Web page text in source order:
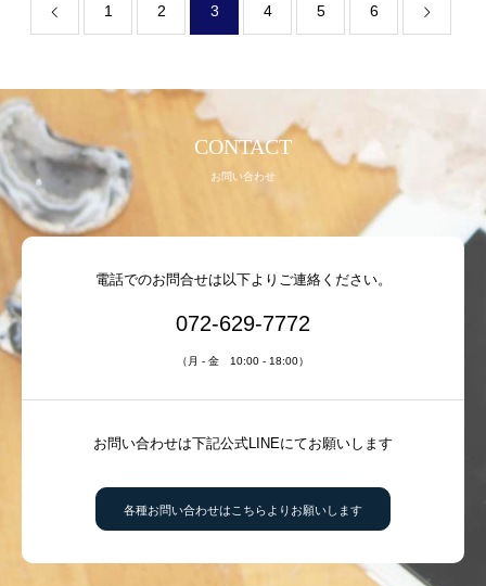
1 2 3 4 5 6
CONTACT
お問い合わせ
電話でのお問合せは以下よりご連絡ください。
072-629-7772
（月 - 金 10:00 - 18:00）
お問い合わせは下記公式LINEにてお願いします
各種お問い合わせはこちらよりお願いします
週末農業
オンライン ショップ
特定商取引法に基づく表記